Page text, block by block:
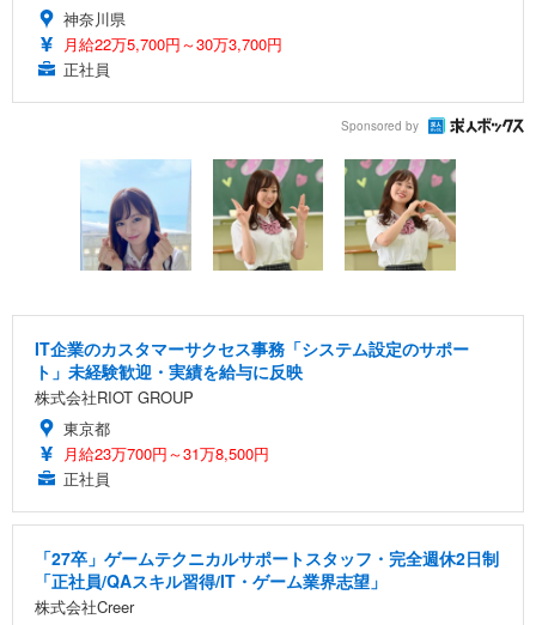
神奈川県
月給22万5,700円～30万3,700円
正社員
Sponsored by
IT企業のカスタマーサクセス事務「システム設定のサポー
ト」未経験歓迎・実績を給与に反映
株式会社RIOT GROUP
東京都
月給23万700円～31万8,500円
正社員
「27卒」ゲームテクニカルサポートスタッフ・完全週休2日制
「正社員/QAスキル習得/IT・ゲーム業界志望」
株式会社Creer